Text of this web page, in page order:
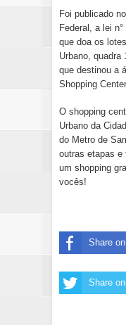
Foi publicado
Federal, a lei
que doa os
Urbano, quadra
que destinou a
Shopping
O shopping
Urbano da
do Metro de
outras etapas e
um shopping
vocês!
Share
Share